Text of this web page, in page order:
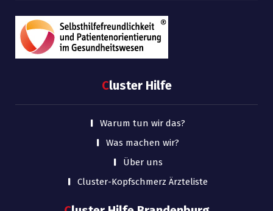
Cluster Hilfe
Warum tun wir das?
Was machen wir?
Über uns
Cluster-Kopfschmerz Ärzteliste